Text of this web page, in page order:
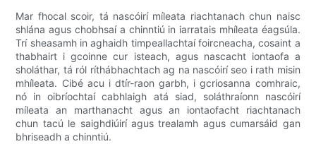
Mar fhocal scoir, tá nascóirí míleata riachtanach chun naisc
shlána agus chobhsaí a chinntiú in iarratais mhíleata éagsúla.
Trí sheasamh in aghaidh timpeallachtaí foircneacha, cosaint a
thabhairt i gcoinne cur isteach, agus nascacht iontaofa a
sholáthar, tá ról ríthábhachtach ag na nascóirí seo i rath misin
mhíleata. Cibé acu i dtír-raon garbh, i gcriosanna comhraic,
nó in oibríochtaí cabhlaigh atá siad, soláthraíonn nascóirí
míleata an marthanacht agus an iontaofacht riachtanach
chun tacú le saighdiúirí agus trealamh agus cumarsáid gan
bhriseadh a chinntiú.